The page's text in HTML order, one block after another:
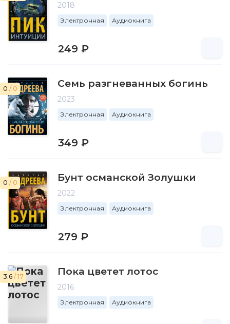
2018
Электронная Аудиокнига
249 ₽
0 / 0 Семь разгневанных богинь
2023
Электронная Аудиокнига
349 ₽
0 / 0 Бунт османской Золушки
2022
Электронная Аудиокнига
279 ₽
3.6 / 17 Пока цветет лотос
2016
Электронная Аудиокнига